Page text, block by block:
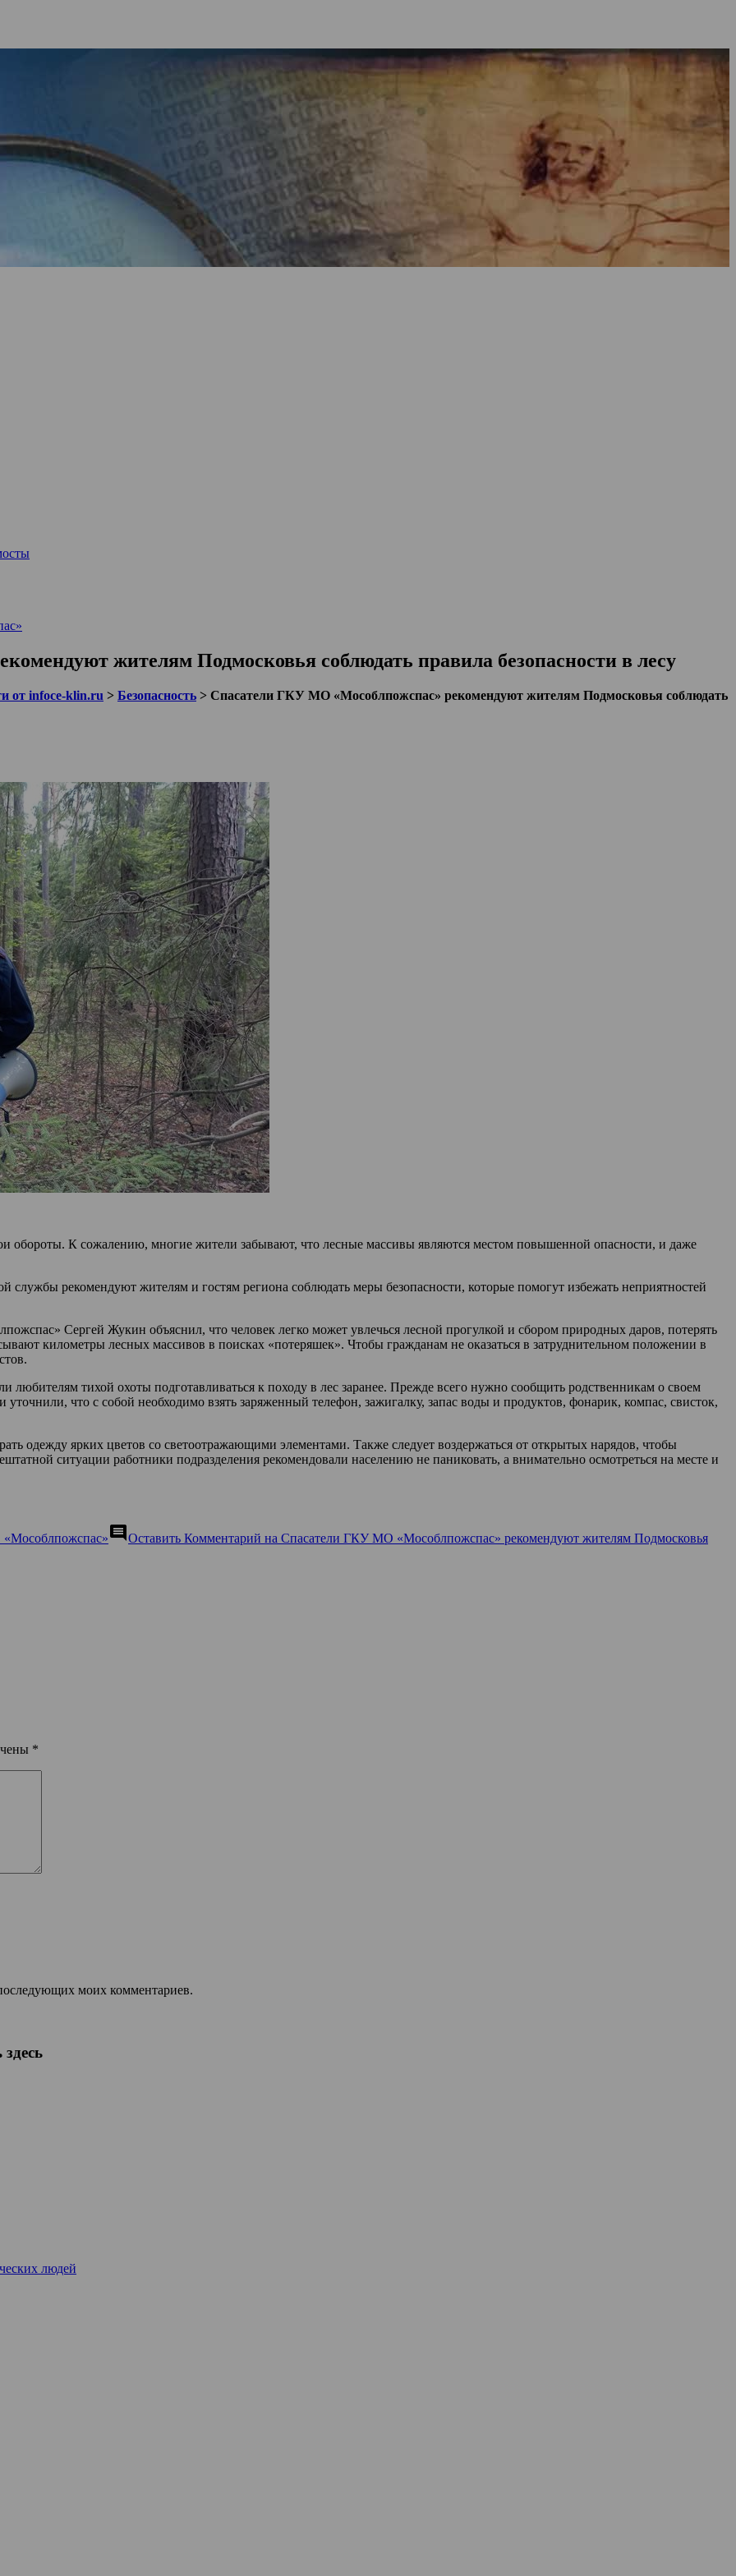
жителям Подмосковья соблюдать правила безопасности в лесу
от infoce-klin.ru > Безопасность > Спасатели ГКУ МО «Мособлпожспас» рекомендуют жителям Подмосковья соблюдать
обороты. К сожалению, многие жители забывают, что лесные массивы являются местом повышенной опасности, и даже
службы рекомендуют жителям и гостям региона соблюдать меры безопасности, которые помогут избежать неприятностей
Сергей Жукин объяснил, что человек легко может увлечься лесной прогулкой и сбором природных даров, потерять
километры лесных массивов в поисках «потеряшек». Чтобы гражданам не оказаться в затруднительном положении в
любителям тихой охоты подготавливаться к походу в лес заранее. Прежде всего нужно сообщить родственникам о своем
что с собой необходимо взять заряженный телефон, зажигалку, запас воды и продуктов, фонарик, компас, свисток,
одежду ярких цветов со светоотражающими элементами. Также следует воздержаться от открытых нарядов, чтобы
ситуации работники подразделения рекомендовали населению не паниковать, а внимательно осмотреться на месте и
comment Оставить Комментарий на Спасатели ГКУ МО «Мособлпожспас» рекомендуют жителям Подмосковья
*
моих комментариев.
людей